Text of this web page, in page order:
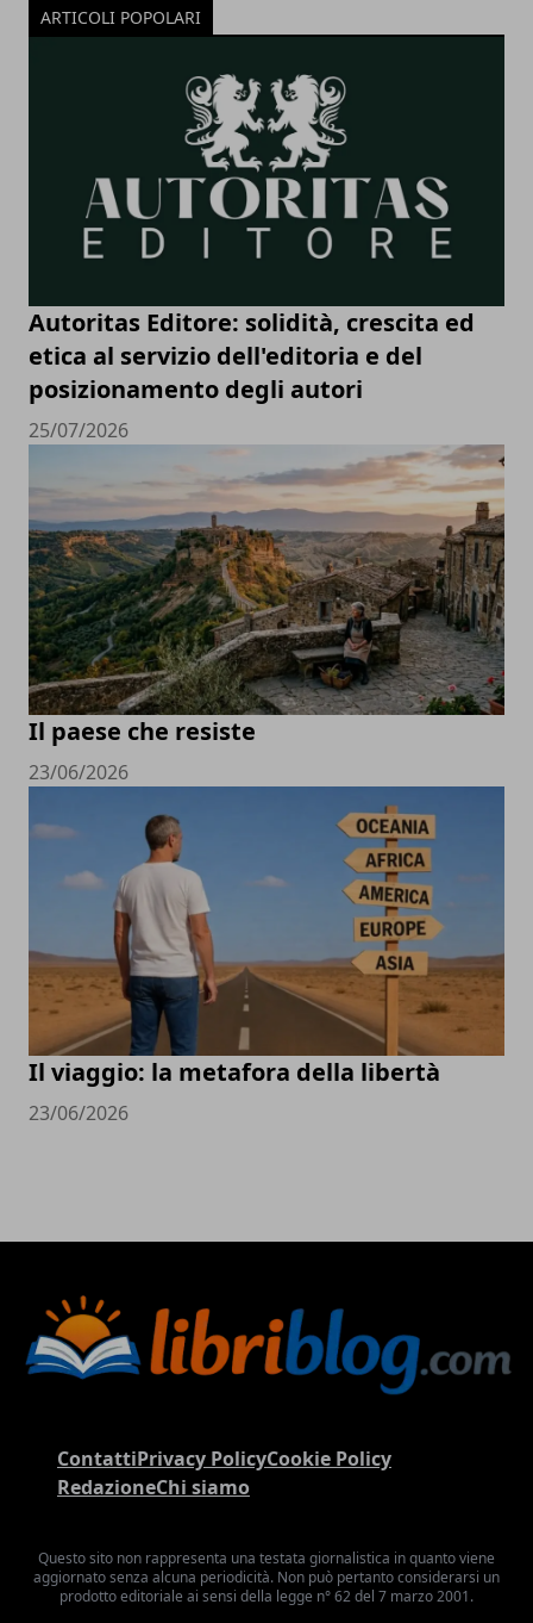
ARTICOLI POPOLARI
Autoritas Editore: solidità, crescita ed
etica al servizio dell'editoria e del
posizionamento degli autori
25/07/2026
Il paese che resiste
23/06/2026
Il viaggio: la metafora della libertà
23/06/2026
ContattiPrivacy PolicyCookie Policy
RedazioneChi siamo
Questo sito non rappresenta una testata giornalistica in quanto viene
aggiornato senza alcuna periodicità. Non può pertanto considerarsi un
prodotto editoriale ai sensi della legge n° 62 del 7 marzo 2001.